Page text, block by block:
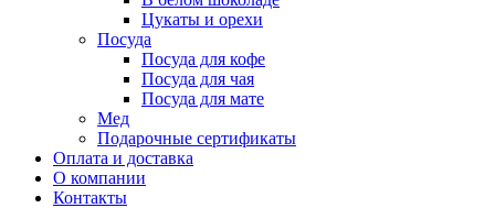
Цукаты и орехи
Посуда
Посуда для кофе
Посуда для чая
Посуда для мате
Мед
Подарочные сертификаты
Оплата и доставка
О компании
Контакты